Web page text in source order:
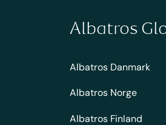
Albatros
Albatros Danmark
Albatros Norge
Albatros Finland